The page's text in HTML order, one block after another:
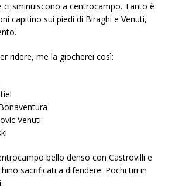
ci sminuiscono a centrocampo. Tanto è
capitino sui piedi di Biraghi e Venuti,
ridere, me la giocherei così:
Venuti
bello denso con Castrovilli e
sacrificati a difendere. Pochi tiri in